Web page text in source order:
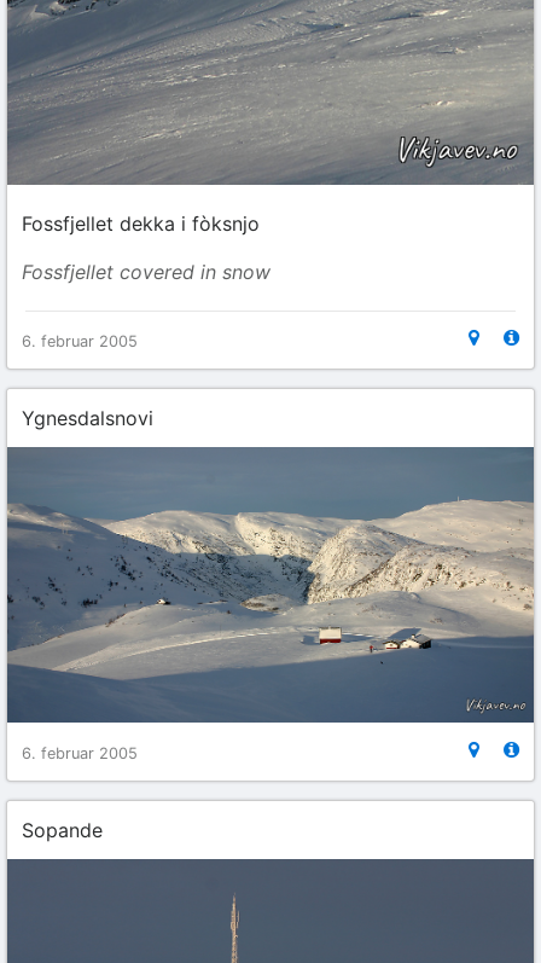
Fossfjellet dekka i fòksnjo
Fossfjellet covered in snow
6. februar 2005
Ygnesdalsnovi
6. februar 2005
Sopande